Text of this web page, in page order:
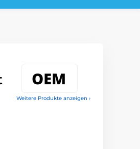
Weitere Produkte anzeigen ›